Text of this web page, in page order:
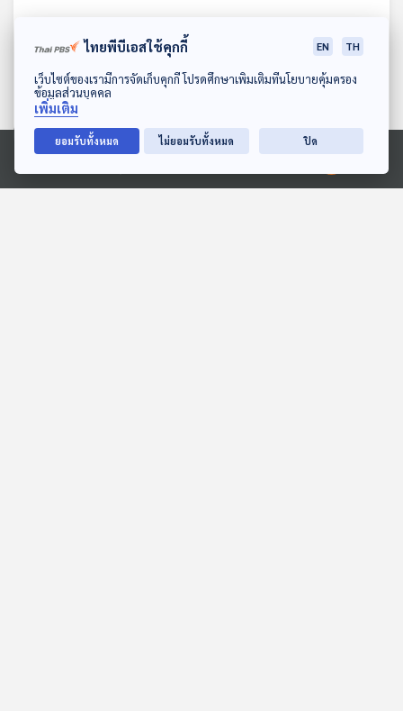
ดาวน์โหลด Thai PBS Podcast Application
Ⓒ 2020 องค์การกระจายเสียงและแพร่ภาพสาธารณะแห่งประเทศไทย
EP. 13: ไขปริศนา Neutrino
อนุภาคผู้กุมความลับของจักรวาล
กับ ดร.อรรถกฤต ฉัตรภูติ
32 1 07 เม.ย. 69
& Engineering
ไทยพีบีเอสใช้คุกกี้ EN TH
เว็บไซต์ของเรามีการจัดเก็บคุกกี้ โปรดศึกษาเพิ่มเติมที่นโยบายคุ้มครอง
ข้อมูลส่วนบุคคล
เพิ่มเติม
ยอมรับทั้งหมด ไม่ยอมรับทั้งหมด ปิด